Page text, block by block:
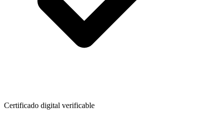
Certificado digital verificable